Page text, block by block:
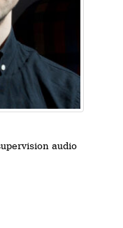
audio